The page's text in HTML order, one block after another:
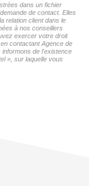
dans un fichier
de contact. Elles
relation client dans le
à nos conseillers
exercer votre droit
contactant Agence de
de l'existence
», sur laquelle vous